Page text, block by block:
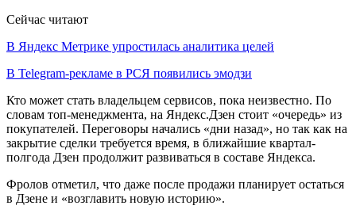
Сейчас читают
В Яндекс Метрике упростилась аналитика целей
В Telegram-рекламе в РСЯ появились эмодзи
Кто может стать владельцем сервисов, пока неизвестно. По
словам топ-менеджмента, на Яндекс.Дзен стоит «очередь» из
покупателей. Переговоры начались «дни назад», но так как на
закрытие сделки требуется время, в ближайшие квартал-
полгода Дзен продолжит развиваться в составе Яндекса.
Фролов отметил, что даже после продажи планирует остаться
в Дзене и «возглавить новую историю».